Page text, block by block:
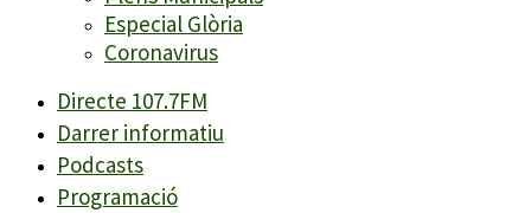
Especial Glòria
Coronavirus
Directe 107.7FM
Darrer informatiu
Podcasts
Programació